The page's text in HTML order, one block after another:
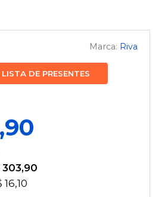
Riva
DE PRESENTES
303,90
16,10